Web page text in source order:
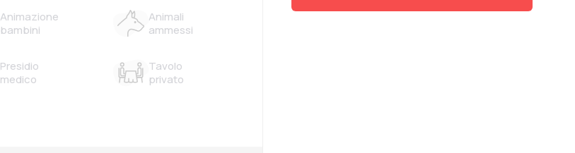
Animazione
bambini
Animali
ammessi
Presidio
medico
Tavolo
privato